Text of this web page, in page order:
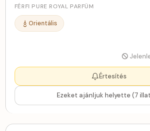
FÉRFI PURE ROYAL PARFÜM
Orientális
Értesítés
Ezeket ajánljuk helyette (7